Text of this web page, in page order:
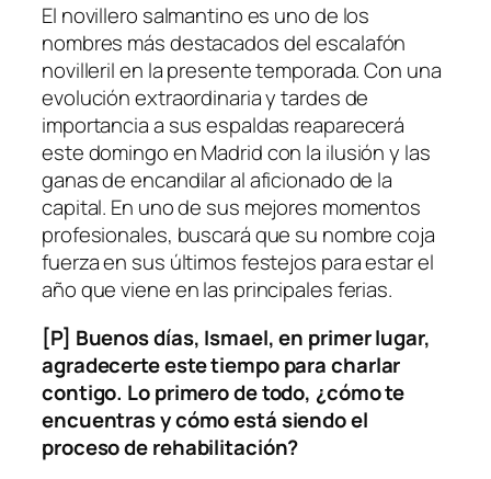
El novillero salmantino es uno de los
nombres más destacados del escalafón
novilleril en la presente temporada. Con una
evolución extraordinaria y tardes de
importancia a sus espaldas reaparecerá
este domingo en Madrid con la ilusión y las
ganas de encandilar al aficionado de la
capital. En uno de sus mejores momentos
profesionales, buscará que su nombre coja
fuerza en sus últimos festejos para estar el
año que viene en las principales ferias.
[P] Buenos días, Ismael, en primer lugar,
agradecerte este tiempo para charlar
contigo. Lo primero de todo, ¿cómo te
encuentras y cómo está siendo el
proceso de rehabilitación?